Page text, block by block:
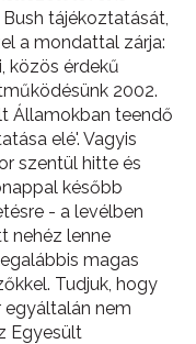
tájékoztatását,
a mondattal zárja:
közös érdekű
2002.
Államokban teendő
elé'. Vagyis
szentül hitte és
később
- a levélben
nehéz lenne
magas
Tudjuk, hogy
egyáltalán nem
Egyesült